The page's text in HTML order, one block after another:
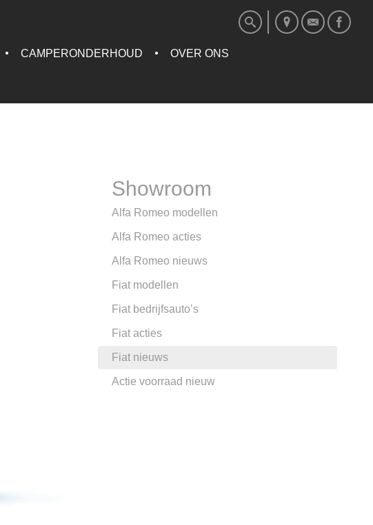
CAMPERONDERHOUD OVER ONS
Showroom
Alfa Romeo modellen
Alfa Romeo acties
Alfa Romeo nieuws
Fiat modellen
Fiat bedrijfsauto’s
Fiat acties
Fiat nieuws
Actie voorraad nieuw